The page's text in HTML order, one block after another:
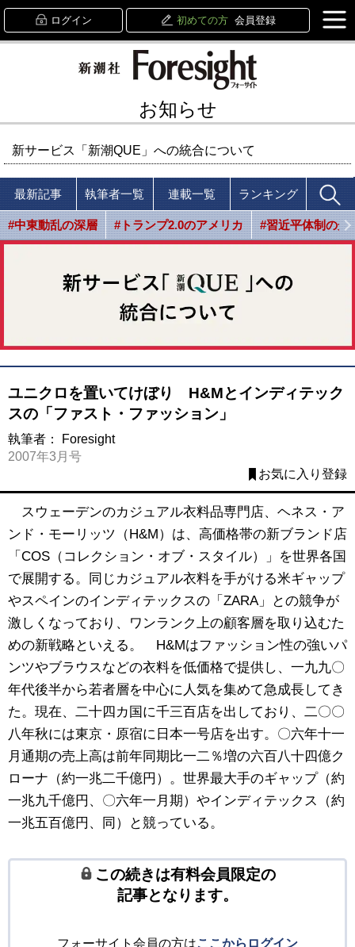
ログイン 初めての方 会員登録
お知らせ
新サービス「新潮QUE」への統合について
最新記事 執筆者一覧 連載一覧 ランキング
#中東動乱の深層 #トランプ2.0のアメリカ #習近平体制の光
ユニクロを置いてけぼり H&Mとインディテック
スの「ファスト・ファッション」
執筆者：
Foresight
2007年3月号
お気に入り登録
スウェーデンのカジュアル衣料品専門店、ヘネス・ア
ンド・モーリッツ（H&M）は、高価格帯の新ブランド店
「COS（コレクション・オブ・スタイル）」を世界各国
で展開する。同じカジュアル衣料を手がける米ギャップ
やスペインのインディテックスの「ZARA」との競争が
激しくなっており、ワンランク上の顧客層を取り込むた
めの新戦略といえる。 H&Mはファッション性の強いパ
ンツやブラウスなどの衣料を低価格で提供し、一九九〇
年代後半から若者層を中心に人気を集めて急成長してき
た。現在、二十四カ国に千三百店を出しており、二〇〇
八年秋には東京・原宿に日本一号店を出す。〇六年十一
月通期の売上高は前年同期比一二％増の六百八十四億ク
ローナ（約一兆二千億円）。世界最大手のギャップ（約
一兆九千億円、〇六年一月期）やインディテックス（約
一兆五百億円、同）と競っている。
この続きは有料会員限定の
記事となります。
フォーサイト会員の方はここからログイン